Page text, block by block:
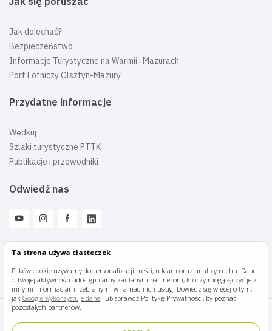
Ta strona używa ciasteczek
Plików cookie używamy do personalizacji treści, reklam oraz analizy ruchu. Dane
o Twojej aktywności udostępniamy zaufanym partnerom, którzy mogą łączyć je z
innymi informacjami zebranymi w ramach ich usług. Dowiedz się więcej o tym,
jak Google wykorzystuje dane, lub sprawdź Politykę Prywatności, by poznać
pozostałych partnerów.
Jak dojechać?
Bezpieczeństwo
Informacje Turystyczne na Warmii i Mazurach
Port Lotniczy Olsztyn-Mazury
Przydatne informacje
Wędkuj
Szlaki turystyczne PTTK
Publikacje i przewodniki
Odwiedź nas
Mazury Travel © 2026
Polityka prywatności